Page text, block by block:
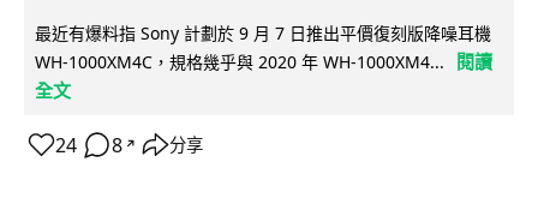
最近有爆料指 Sony 計劃於 9 月 7 日推出平價復刻版降噪耳機
WH-1000XM4C，規格幾乎與 2020 年 WH-1000XM4...
閱讀
全文
24 8 ↗ 分享